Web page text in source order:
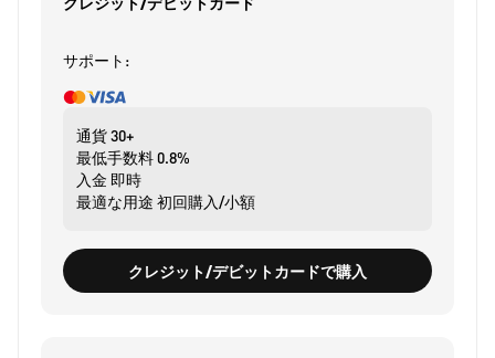
サポート:
通貨30+
最低手数料0.8%
入金 即時
最適な用途 初回購入/小額
クレジット/デビットカードで購入